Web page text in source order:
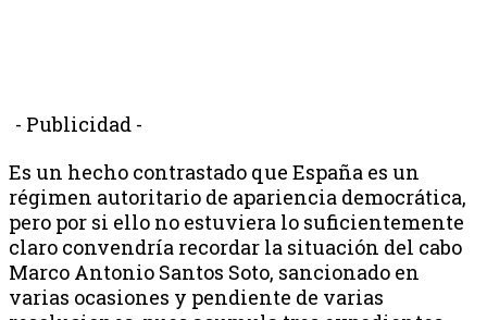
- Publicidad -
Es un hecho contrastado que España es un
régimen autoritario de apariencia democrática,
pero por si ello no estuviera lo suficientemente
claro convendría recordar la situación del cabo
Marco Antonio Santos Soto, sancionado en
varias ocasiones y pendiente de varias